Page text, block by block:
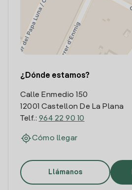
¿Dónde estamos?
Calle Enmedio 150
12001 Castellon De La Plana
Telf.: 964 22 90 10
Cómo llegar
Llámanos